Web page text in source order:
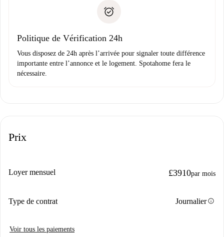
Justificatif de solvabilité
uniquement si aucun problème n'est signalé.
Politique de Vérification 24h
Vous disposez de 24h après l’arrivée pour signaler toute différence
importante entre l’annonce et le logement. Spotahome fera le
nécessaire.
Prix
Loyer mensuel £3910par mois
Type de contrat Journalierinfo
Voir tous les paiements